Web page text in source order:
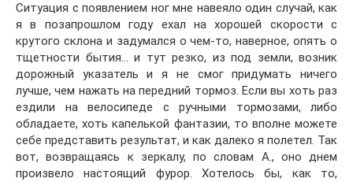
Ситуация с появлением ног мне навеяло один случай, как
я в позапрошлом году ехал на хорошей скорости с
крутого склона и задумался о чем-то, наверное, опять о
тщетности бытия… и тут резко, из под земли, возник
дорожный указатель и я не смог придумать ничего
лучше, чем нажать на передний тормоз. Если вы хоть раз
ездили на велосипеде с ручными тормозами, либо
обладаете, хоть капелькой фантазии, то вполне можете
себе представить результат, и как далеко я полетел. Так
вот, возвращаясь к зеркалу, по словам А., оно днем
произвело настоящий фурор. Хотелось бы, как то,